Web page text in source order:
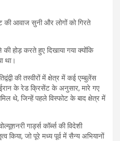
की आवाज सुनी और लोगों को गिरते
होड़ करते हुए दिखाया गया क्योंकि
था।
की तस्वीरों में क्षेत्र में कई एम्बुलेंस
के रेड क्रिसेंट के अनुसार, मारे गए
थे, जिन्हें पहले विस्फोट के बाद क्षेत्र में
गार्ड्स कॉर्ब्स की विदेशी
जो पूरे मध्य पूर्व में सैन्य अभियानों